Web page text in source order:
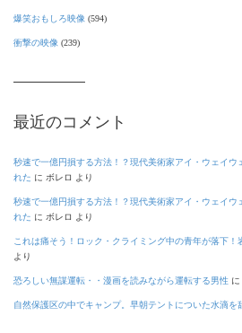
爆笑おもしろ映像 (594)
衝撃の映像 (239)
最近のコメント
秒速で一億円損する方法！？現代美術家アイ・ウェイウ
れた に ボレロ より
秒速で一億円損する方法！？現代美術家アイ・ウェイウ
れた に ボレロ より
これは痛そう！ロック・クライミング中の青年が落下！
より
恐ろしい無謀運転・・漫画を読みながら運転する男性 に
自然保護区の中でキャンプ。早朝テントについた水滴を